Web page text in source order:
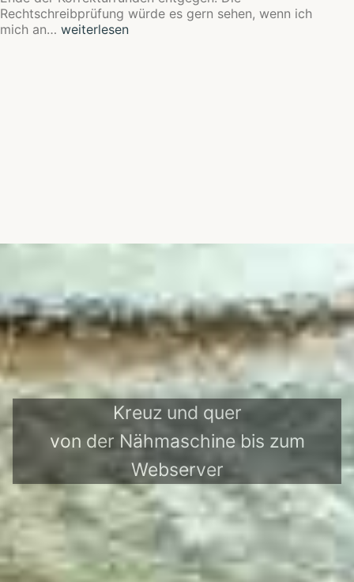
Rechtschreibprüfung würde es gern sehen, wenn ich
mich an… Dr.
weiterlesen
Kreuz und quer
von der Nähmaschine bis zum
Webserver